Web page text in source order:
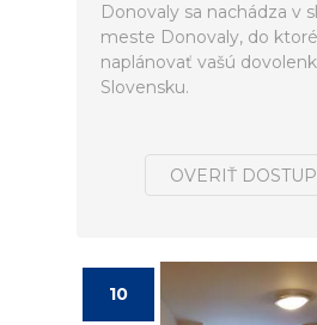
Donovaly sa nachádza v
meste Donovaly, do
naplánovať vašú
Slovensku.
OVERIŤ
10